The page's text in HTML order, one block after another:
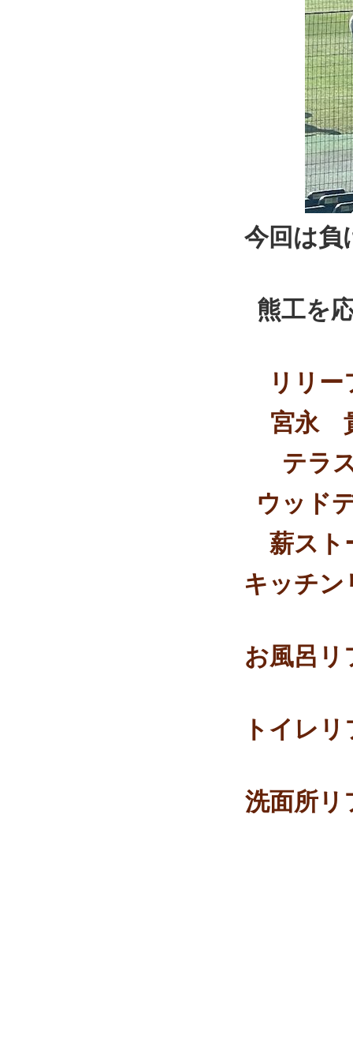
今回は負
熊工を
リリ
宮永
テラ
ウッド
薪スト
キッチン
お風呂リ
トイレ
洗面所リ